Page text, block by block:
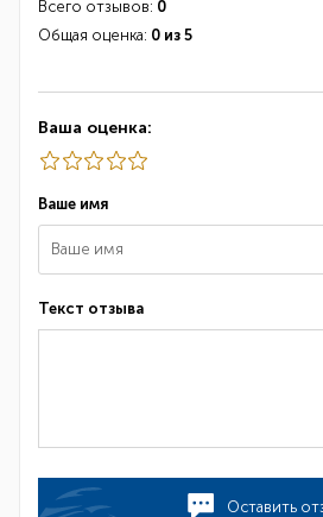
Всего отзывов: 0
Общая оценка: 0 из 5
Ваша оценка:
Ваше имя
Текст отзыва
Оставить